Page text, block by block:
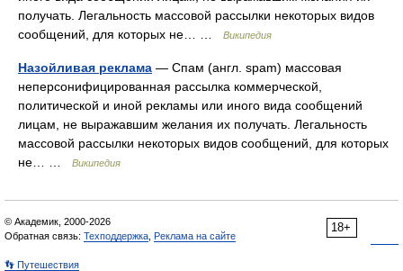
получать. Легальность массовой рассылки некоторых видов
сообщений, для которых не… …
Википедия
Назойливая реклама — Спам (англ. spam) массовая
неперсонифицированная рассылка коммерческой,
политической и иной рекламы или иного вида сообщений
лицам, не выражавшим желания их получать. Легальность
массовой рассылки некоторых видов сообщений, для которых
не… …
Википедия
18+
© Академик, 2000-2026
Обратная связь: Техподдержка Реклама на сайте
👣 Путешествия